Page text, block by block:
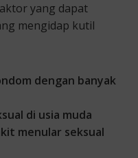
yang dapat
mengidap kutil
dengan banyak
di usia muda
menular seksual